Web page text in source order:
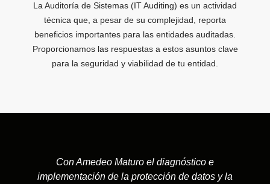
La Auditoría de Sistemas (IT Auditing) es un actividad
técnica que, a pesar de su complejidad, reporta
beneficios importantes para las entidades auditadas.
Proporcionamos las respuestas a estos asuntos clave
para la seguridad y viabilidad de tu entidad.
Con Amedeo Maturo el diagnóstico e
implementación de la protección de datos y la